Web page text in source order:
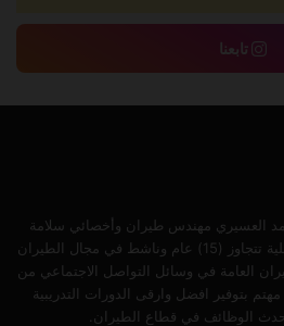
تابعنا
العسيري مهندس طيران وأخصائي سلامة
جوية بخبرة عملية تتجاوز (15) عام وناشط في مجال الطيران
العامة في وسائل التواصل الاجتماعي من
بتوفير افضل وارقى الدورات التدريبية
الوظائف في قطاع الطيران.